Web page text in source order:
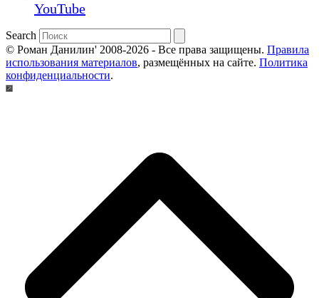
YouTube
Search
© Роман Данилин' 2008-2026 - Все права защищены. Правила
использования материалов, размещённых на сайте. Политика
конфиденциальности.